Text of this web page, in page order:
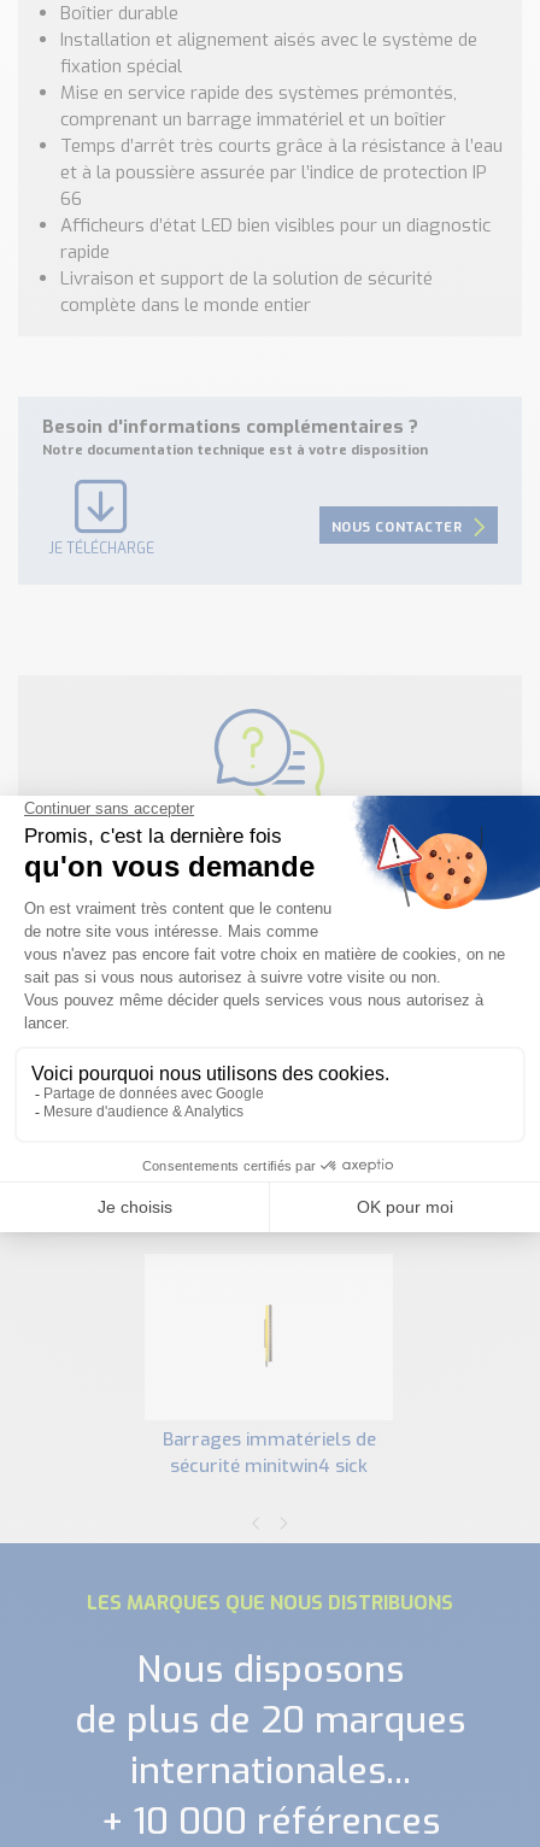
Boîtier durable
Installation et alignement aisés avec le système de
fixation spécial
Mise en service rapide des systèmes prémontés,
comprenant un barrage immatériel et un boîtier
Temps d’arrêt très courts grâce à la résistance à l’eau
et à la poussière assurée par l’indice de protection IP
66
Afficheurs d’état LED bien visibles pour un diagnostic
rapide
Livraison et support de la solution de sécurité
complète dans le monde entier
Besoin d'informations complémentaires ?
Notre documentation technique est à votre disposition
JE TÉLÉCHARGE
NOUS CONTACTER
Besoin d'aide pour choisir votre
produit ?
Nous sommes à votre disposition pour définir
votre projet
NOUS CONTACTER
PRODUITS SIMILAIRES
barrages immatériels de
sécurité minitwin4 sick
LES MARQUES QUE NOUS DISTRIBUONS
Nous disposons
de plus de 20 marques
internationales...
+ 10 000 références